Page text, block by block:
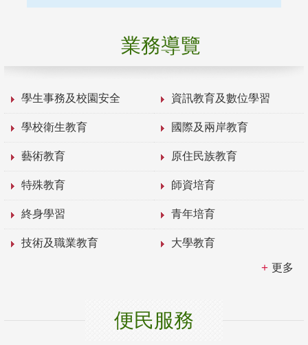
業務導覽
學生事務及校園安全 資訊教育及數位學習
學校衛生教育 國際及兩岸教育
藝術教育 原住民族教育
特殊教育 師資培育
終身學習 青年培育
技術及職業教育 大學教育
更多
便民服務